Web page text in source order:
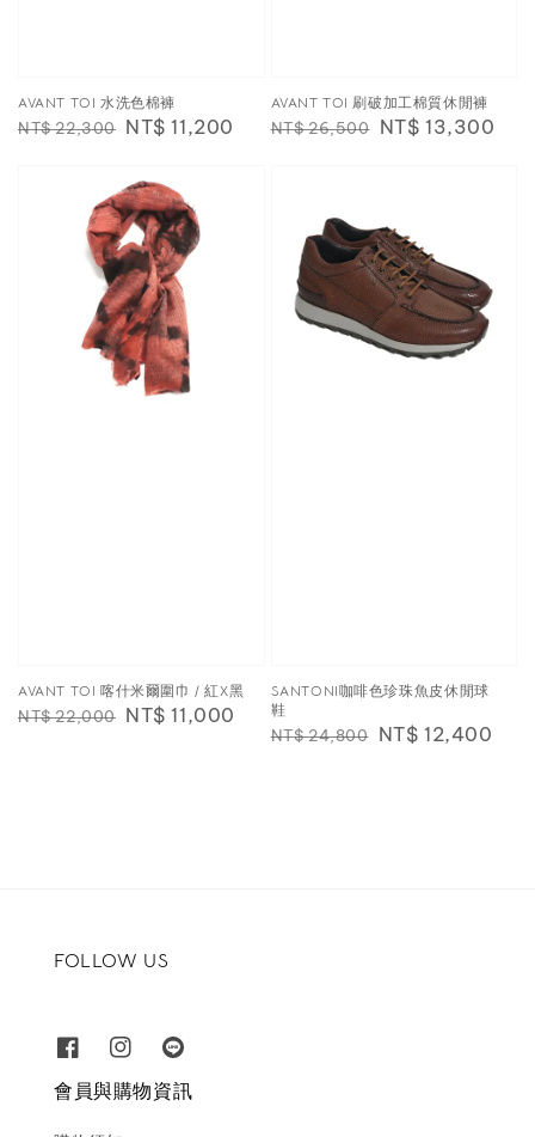
AVANT TOI 水洗色棉褲
Regular
NT$ 22,300 Sale
NT$ 11,200
AVANT TOI 刷破加工棉質休閒褲
Regular
NT$ 26,500 Sale
NT$ 13,300
AVANT TOI 喀什米爾圍巾 / 紅X黑
Regular
NT$ 22,000 Sale
NT$ 11,000
SANTONI咖啡色珍珠魚皮休閒球
鞋
Regular
NT$ 24,800 Sale
NT$ 12,400
FOLLOW US
會員與購物資訊